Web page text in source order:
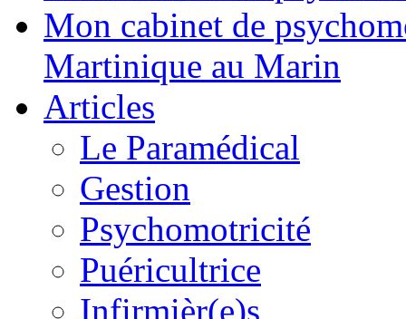
Mon cabinet de
Martinique au Marin
Articles
Le Paramédical
Gestion
Psychomotricité
Puéricultrice
Infirmièr(e)s